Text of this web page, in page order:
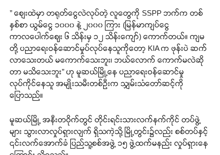
” စျေးထဲမှာ တရုတ်ငွေလဲလုပ်တဲ့ လူတွေကို SSPP ဘက်က တစ်
နှစ်စာ ယွမ်ငွေ ၁၀၀၀ နဲ့ ၂၀၀၀ ကြား (မြန်မာကျပ်ငွေ
ကာလပေါက်ဈေး ၆ သိန်းမှ ၁၂ သိန်းကျော်) ကောက်တယ်။ ကျမ
တို့ ပညာရေးဝန်ဆောင်မှုပ်လုပ်နေသူကိုတော့ KIA က ဖုန်းပဲ ဆက်
လာသေးတယ် မကောက်သေးဘူး၊ ဘယ်လောက် ကောက်မလဲဆို
တာ မသိသေးဘူး” ဟု မူဆယ်မြို့နေ ပညာရေးဝန်ဆောင်မှု
လုပ်ကိုင်နေသူ အမျိုးသမီးတစ်ဦးက သျှမ်းသံတော်ဆင့်ကို
ပြောသည်။
မူဆယ်မြို့ အနီးတဝိုက်တွင် တိုင်းရင်းသားလက်နက်ကိုင် တပ်ဖွဲ့
များ သွားလာလှုပ်ရှားလျက် ရှိသကဲ့သို့ မြို့တွင်း၌လည်း စစ်တပ်နှင့်
၎င်းလက်အောက်ခံ ပြည်သူ့စစ်အဖွဲ့ ၁၅ ဖွဲ့ထက်မနည်း လှုပ်ရှားနေ